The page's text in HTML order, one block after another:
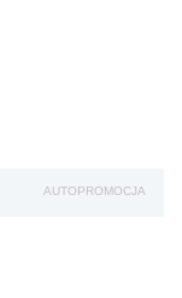
AUTOPROMOCJA